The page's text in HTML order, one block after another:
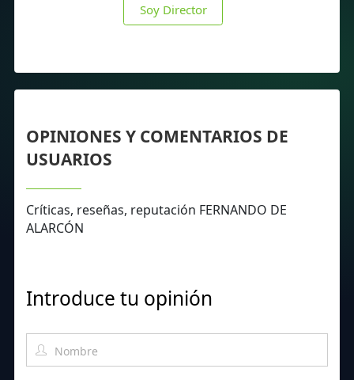
Soy Director
OPINIONES Y COMENTARIOS DE
USUARIOS
Críticas, reseñas, reputación FERNANDO DE
ALARCÓN
Introduce tu opinión